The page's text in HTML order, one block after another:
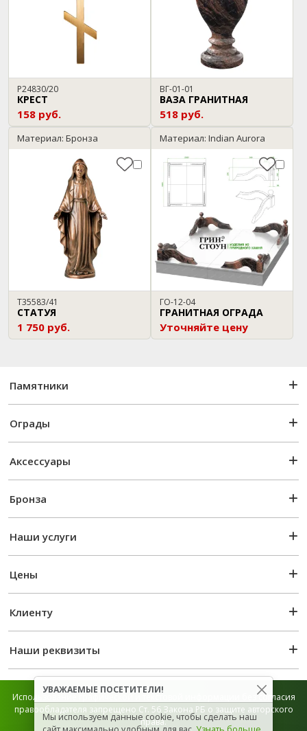
P24830/20
КРЕСТ
158 руб.
ВГ-01-01
ВАЗА ГРАНИТНАЯ
518 руб.
Материал: Бронза
T35583/41
СТАТУЯ
1 750 руб.
Материал: Indian Aurora
ГО-12-04
ГРАНИТНАЯ ОГРАДА
Уточняйте цену
Памятники
Ограды
Аксессуары
Бронза
Наши услуги
Цены
Клиенту
Наши реквизиты
Использование графической и текстовой информации без согласия
правообладателя запрещено Ст. 56 Закона РБ о защите авторского
права.
УВАЖАЕМЫЕ ПОСЕТИТЕЛИ!
Мы используем данные cookie, чтобы сделать наш